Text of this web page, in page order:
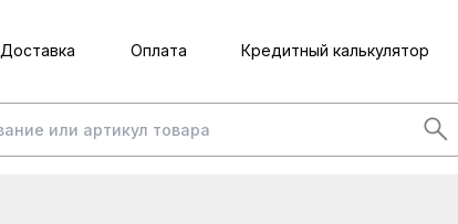
Доставка Оплата Кредитный калькулятор